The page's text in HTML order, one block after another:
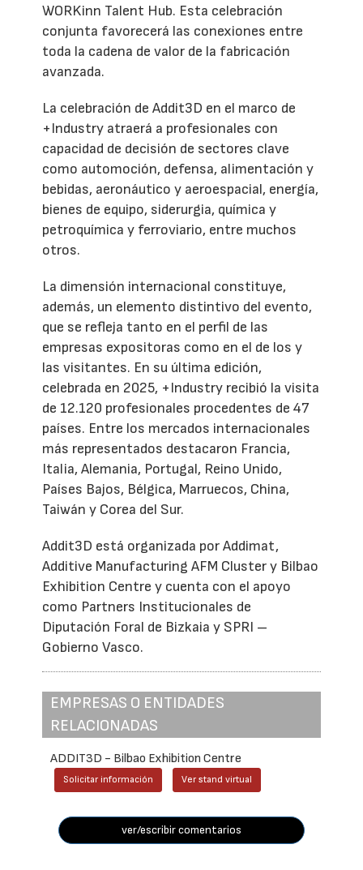
WORKinn Talent Hub. Esta celebración
conjunta favorecerá las conexiones entre
toda la cadena de valor de la fabricación
avanzada.
La celebración de Addit3D en el marco de
+Industry atraerá a profesionales con
capacidad de decisión de sectores clave
como automoción, defensa, alimentación y
bebidas, aeronáutico y aeroespacial, energía,
bienes de equipo, siderurgia, química y
petroquímica y ferroviario, entre muchos
otros.
La dimensión internacional constituye,
además, un elemento distintivo del evento,
que se refleja tanto en el perfil de las
empresas expositoras como en el de los y
las visitantes. En su última edición,
celebrada en 2025, +Industry recibió la visita
de 12.120 profesionales procedentes de 47
países. Entre los mercados internacionales
más representados destacaron Francia,
Italia, Alemania, Portugal, Reino Unido,
Países Bajos, Bélgica, Marruecos, China,
Taiwán y Corea del Sur.
Addit3D está organizada por Addimat,
Additive Manufacturing AFM Cluster y Bilbao
Exhibition Centre y cuenta con el apoyo
como Partners Institucionales de
Diputación Foral de Bizkaia y SPRI –
Gobierno Vasco.
EMPRESAS O ENTIDADES
RELACIONADAS
ADDIT3D - Bilbao Exhibition Centre
Solicitar información Ver stand virtual
ver/escribir comentarios